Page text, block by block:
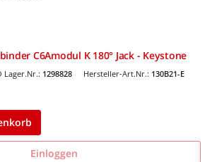
C6Amodul K 180° Jack - Keystone
Lager.Nr.: 1298828 Hersteller-Art.Nr.: 130B21-E
Einloggen